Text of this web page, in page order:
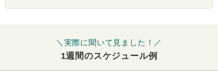
＼実際に聞いて見ました！／
1週間のスケジュール例